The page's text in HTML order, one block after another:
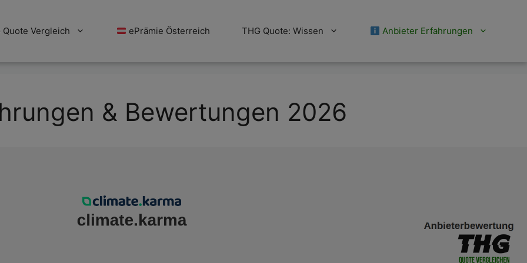
Quote Vergleich ePrämie Österreich THG Quote: Wissen Anbieter Erfahrungen
& Bewertungen 2026